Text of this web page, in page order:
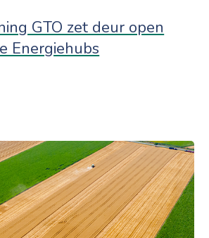
GTO zet deur open
Energiehubs